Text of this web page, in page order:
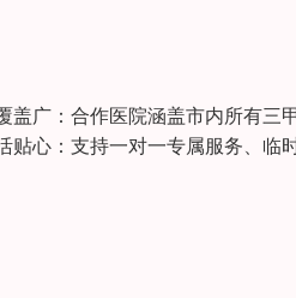
盖广：合作医院涵盖市内所有三
贴心：支持一对一专属服务、临